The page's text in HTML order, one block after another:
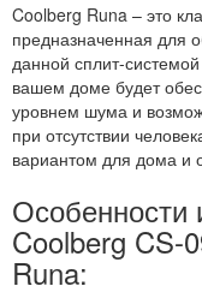
Coolberg Runa – это
предназначенная для
данной сплит-
вашем доме будет
уровнем шума и
при отсутствии
вариантом для дома и
Coolberg CS-
Runa: